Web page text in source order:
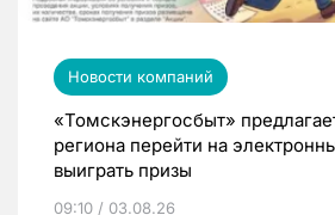
Новости компаний
«Томскэнергосбыт»
региона перейти на
выиграть призы
09:10 / 03.08.26